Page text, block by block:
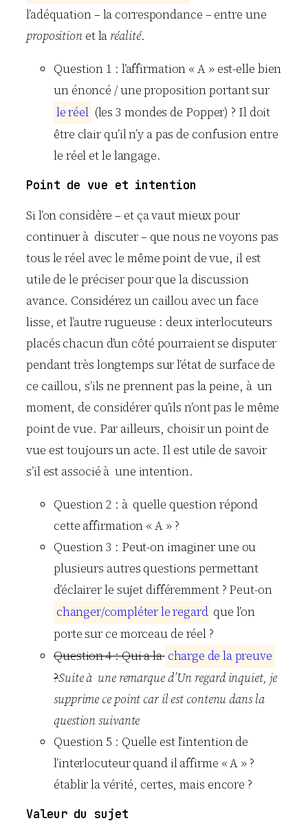
l’adéquation – la correspondance – entre une
propositionet la réalité.
Question 1 : l’affirmation « A » est-elle bien
un énoncé / une proposition portant sur
leréel (les 3 mondes de Popper) ? Il doit
être clair qu’il n’y a pas de confusion entre
le réel et le langage.
Point de vue et intention
Si l’on considère – et ça vaut mieux pour
continuer à discuter – que nous ne voyons pas
tous le réel avec le même point de vue, il est
utile de le préciser pour que la discussion
avance. Considérez un caillou avec un face
lisse, et l’autre rugueuse : deux interlocuteurs
placés chacun d’un côté pourraient se disputer
pendant très longtemps sur l’état de surface de
ce caillou, s’ils ne prennent pas la peine, à un
moment, de considérer qu’ils n’ont pas le même
point de vue. Par ailleurs, choisir un point de
vue est toujours un acte. Il est utile de savoir
s’il est associé à une intention.
Question 2 : à quelle question répond
cette affirmation « A » ?
Question 3 : Peut-on imaginer une ou
plusieurs autres questions permettant
d’éclairer le sujet différemment ? Peut-on
changer/compléterleregard que l’on
porte sur ce morceau de réel ?
Question 4 : Qui a la charge de lapreuve
?Suite à une remarque d’Un regard inquiet, je
supprime ce point car il est contenu dans la
question suivante
Question 5 : Quelle est l’intention de
l’interlocuteur quand il affirme « A » ?
établir la vérité, certes, mais encore ?
Valeur du sujet